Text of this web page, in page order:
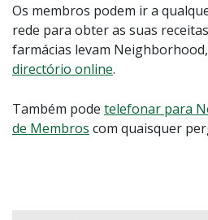
Os membros podem ir a
rede para obter as suas
farmácias levam Neighborhood,
directório online.
Também pode telefonar para
de Membros com quaisquer